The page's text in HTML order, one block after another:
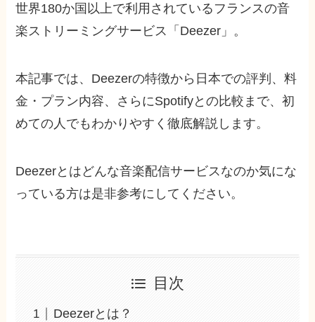
世界180か国以上で利用されているフランスの音
楽ストリーミングサービス「Deezer」。
本記事では、Deezerの特徴から日本での評判、料
金・プラン内容、さらにSpotifyとの比較まで、初
めての人でもわかりやすく徹底解説します。
Deezerとはどんな音楽配信サービスなのか気にな
っている方は是非参考にしてください。
目次
Deezerとは？